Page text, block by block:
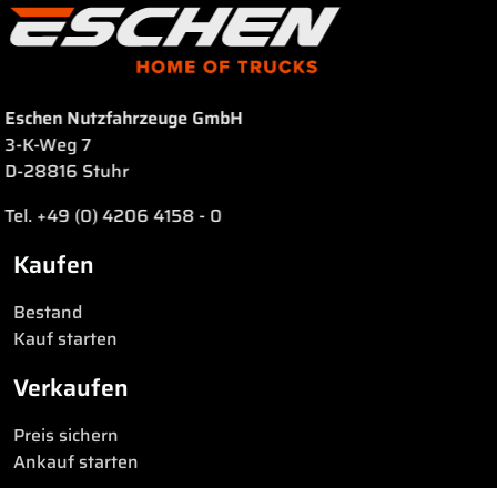
Eschen Nutzfahrzeuge GmbH
3-K-Weg 7
D-28816 Stuhr
Tel. +49 (0) 4206 4158 - 0
Kaufen
Bestand
Kauf starten
Verkaufen
Preis sichern
Ankauf starten